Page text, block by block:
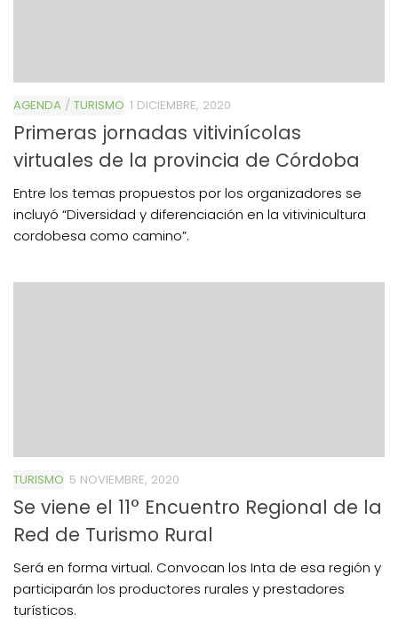
AGENDA / TURISMO 1 DICIEMBRE, 2020
Primeras jornadas vitivinícolas
virtuales de la provincia de Córdoba
Entre los temas propuestos por los organizadores se
incluyó “Diversidad y diferenciación en la vitivinicultura
cordobesa como camino”.
TURISMO 5 NOVIEMBRE, 2020
Se viene el 11° Encuentro Regional de la
Red de Turismo Rural
Será en forma virtual. Convocan los Inta de esa región y
participarán los productores rurales y prestadores
turísticos.